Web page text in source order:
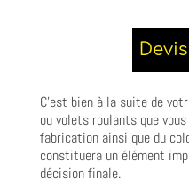
C’est bien à la suite de
ou volets roulants que
fabrication ainsi que du
constituera un élément
décision finale.